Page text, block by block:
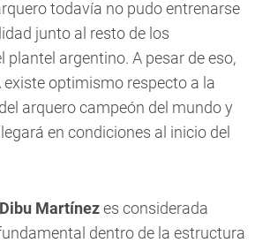
todavía no pudo entrenarse
junto al resto de los
plantel argentino. A pesar de eso,
existe optimismo respecto a la
arquero campeón del mundo y
en condiciones al inicio del
Dibu Martínezes considerada
dentro de la estructura